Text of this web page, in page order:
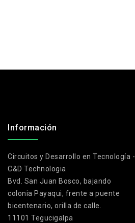
Información
Circuitos y Desarrollo en Tecnología -
C&D Technologia
Bvd. San Juan Bosco, bajando
colonia Payaqui, frente a puente
bicentenario, orilla de calle.
11101 Tegucigalpa